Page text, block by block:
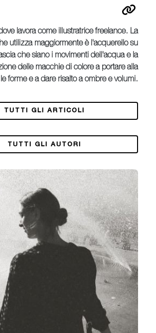
lavora come illustratrice freelance. La
utilizza maggiormente è l'acquerello su
che siano i movimenti dell'acqua e la
delle macchie di colore a portare alla
forme e a dare risalto a ombre e volumi.
TUTTI GLI ARTICOLI
TUTTI GLI AUTORI